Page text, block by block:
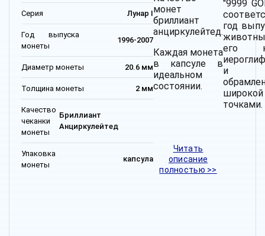
Серия Лунар I
Год выпуска
монеты
1996-2007
Диаметр монеты 20.6 мм
Толщина монеты 2 мм
Качество
чеканки
монеты
Бриллиант
Анциркулейтед
Упаковка
монеты
капсула
монет
бриллиант
анциркулейтед.
Каждая монета
в капсуле в
идеальном
состоянии.
Читать
описание
полностью >>
"9999
год
его
и
точками.